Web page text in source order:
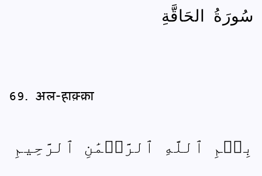
سُورَةُ الحَاقَّةِ
69. अल-हाक़्क़ा
بِسۡمِ ٱللَّهِ ٱلرَّحۡمَٰنِ ٱلرَّحِيمِ